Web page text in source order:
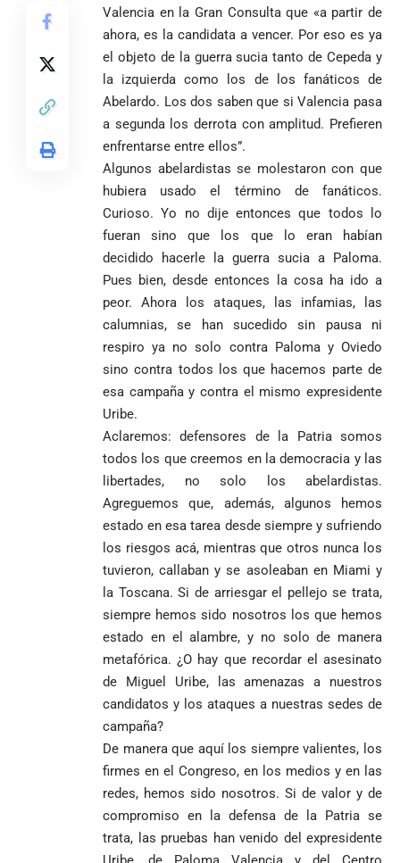
Valencia en la Gran Consulta que «a partir de
ahora, es la candidata a vencer. Por eso es ya
el objeto de la guerra sucia tanto de Cepeda y
la izquierda como los de los fanáticos de
Abelardo. Los dos saben que si Valencia pasa
a segunda los derrota con amplitud. Prefieren
enfrentarse entre ellos”.
Algunos abelardistas se molestaron con que
hubiera usado el término de fanáticos.
Curioso. Yo no dije entonces que todos lo
fueran sino que los que lo eran habían
decidido hacerle la guerra sucia a Paloma.
Pues bien, desde entonces la cosa ha ido a
peor. Ahora los ataques, las infamias, las
calumnias, se han sucedido sin pausa ni
respiro ya no solo contra Paloma y Oviedo
sino contra todos los que hacemos parte de
esa campaña y contra el mismo expresidente
Uribe.
Aclaremos: defensores de la Patria somos
todos los que creemos en la democracia y las
libertades, no solo los abelardistas.
Agreguemos que, además, algunos hemos
estado en esa tarea desde siempre y sufriendo
los riesgos acá, mientras que otros nunca los
tuvieron, callaban y se asoleaban en Miami y
la Toscana. Si de arriesgar el pellejo se trata,
siempre hemos sido nosotros los que hemos
estado en el alambre, y no solo de manera
metafórica. ¿O hay que recordar el asesinato
de Miguel Uribe, las amenazas a nuestros
candidatos y los ataques a nuestras sedes de
campaña?
De manera que aquí los siempre valientes, los
firmes en el Congreso, en los medios y en las
redes, hemos sido nosotros. Si de valor y de
compromiso en la defensa de la Patria se
trata, las pruebas han venido del expresidente